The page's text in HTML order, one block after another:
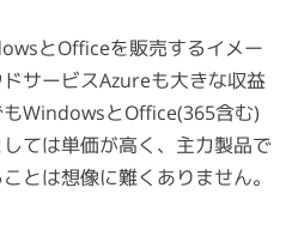
とOfficeを販売するイメー
サービスAzureも大きな収益
WindowsとOffice(365含む)
ては単価が高く、主力製品で
とは想像に難くありません。